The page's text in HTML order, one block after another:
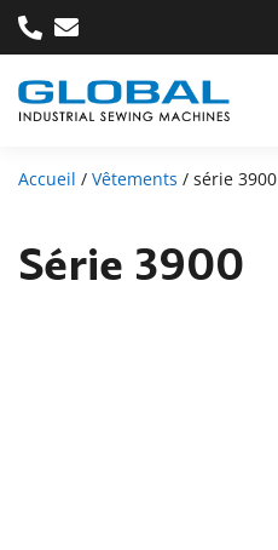
Accueil / Vêtements / série 3900
Série 3900